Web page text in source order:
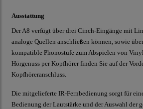
Ausstattung
Der A8 verfügt über drei Cinch-Eingänge mit
analoge Quellen anschließen können, sowie
kompatible Phonostufe zum Abspielen von
Hörgenuss per Kopfhörer finden Sie auf der
Kopfhöreranschluss.
Die mitgelieferte IR-Fernbedienung sorgt für
Bedienung der Lautstärke und der Auswahl der